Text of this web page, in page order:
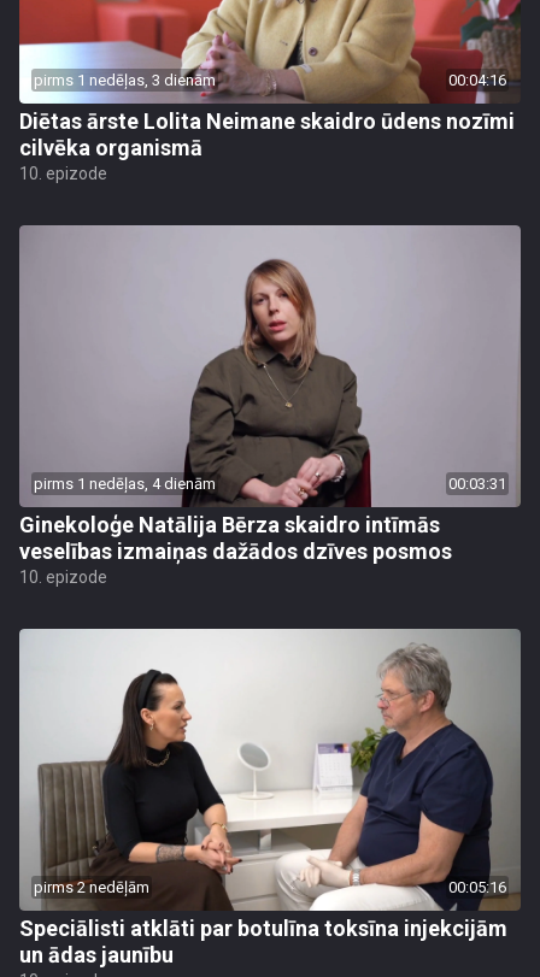
pirms 1 nedēļas, 3 dienām 00:04:16
Diētas ārste Lolita Neimane skaidro ūdens nozīmi
cilvēka organismā
10. epizode
pirms 1 nedēļas, 4 dienām 00:03:31
Ginekoloģe Natālija Bērza skaidro intīmās
veselības izmaiņas dažādos dzīves posmos
10. epizode
pirms 2 nedēļām 00:05:16
Speciālisti atklāti par botulīna toksīna injekcijām
un ādas jaunību